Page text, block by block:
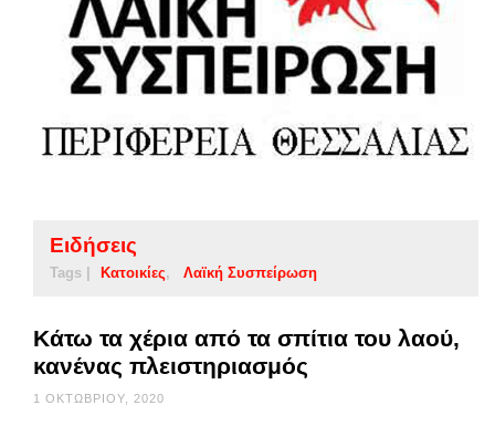
Ειδήσεις
Tags | Κατοικίες Λαϊκή Συσπείρωση
Κάτω τα χέρια από τα σπίτια του λαού,
κανένας πλειστηριασμός
1 ΟΚΤΩΒΡΊΟΥ, 2020